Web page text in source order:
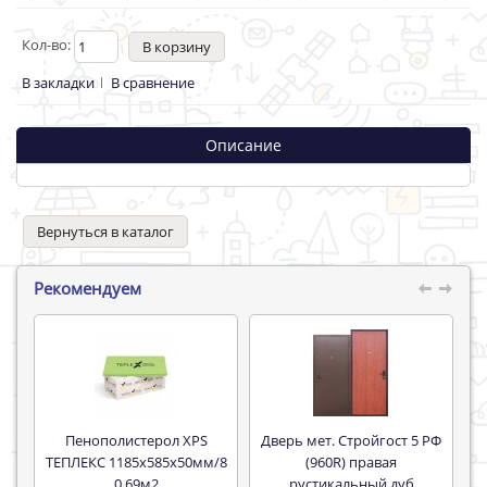
Кол-во:
В закладки
В сравнение
Описание
Вернуться в каталог
Рекомендуем
Пенополистерол XPS
ТЕПЛЕКС 1185х585х50мм/8
Дверь мет. Стройгост 5 РФ
(960R) правая